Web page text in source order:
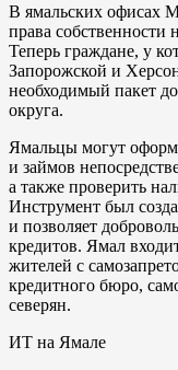
В ямальских офисах
права собственности
Теперь граждане, у
Запорожской и
необходимый пакет
округа.
Ямальцы могут
и займов
а также проверить
Инструмент был
и позволяет
кредитов. Ямал
жителей с
кредитного бюро,
северян.
ИТ на Ямале